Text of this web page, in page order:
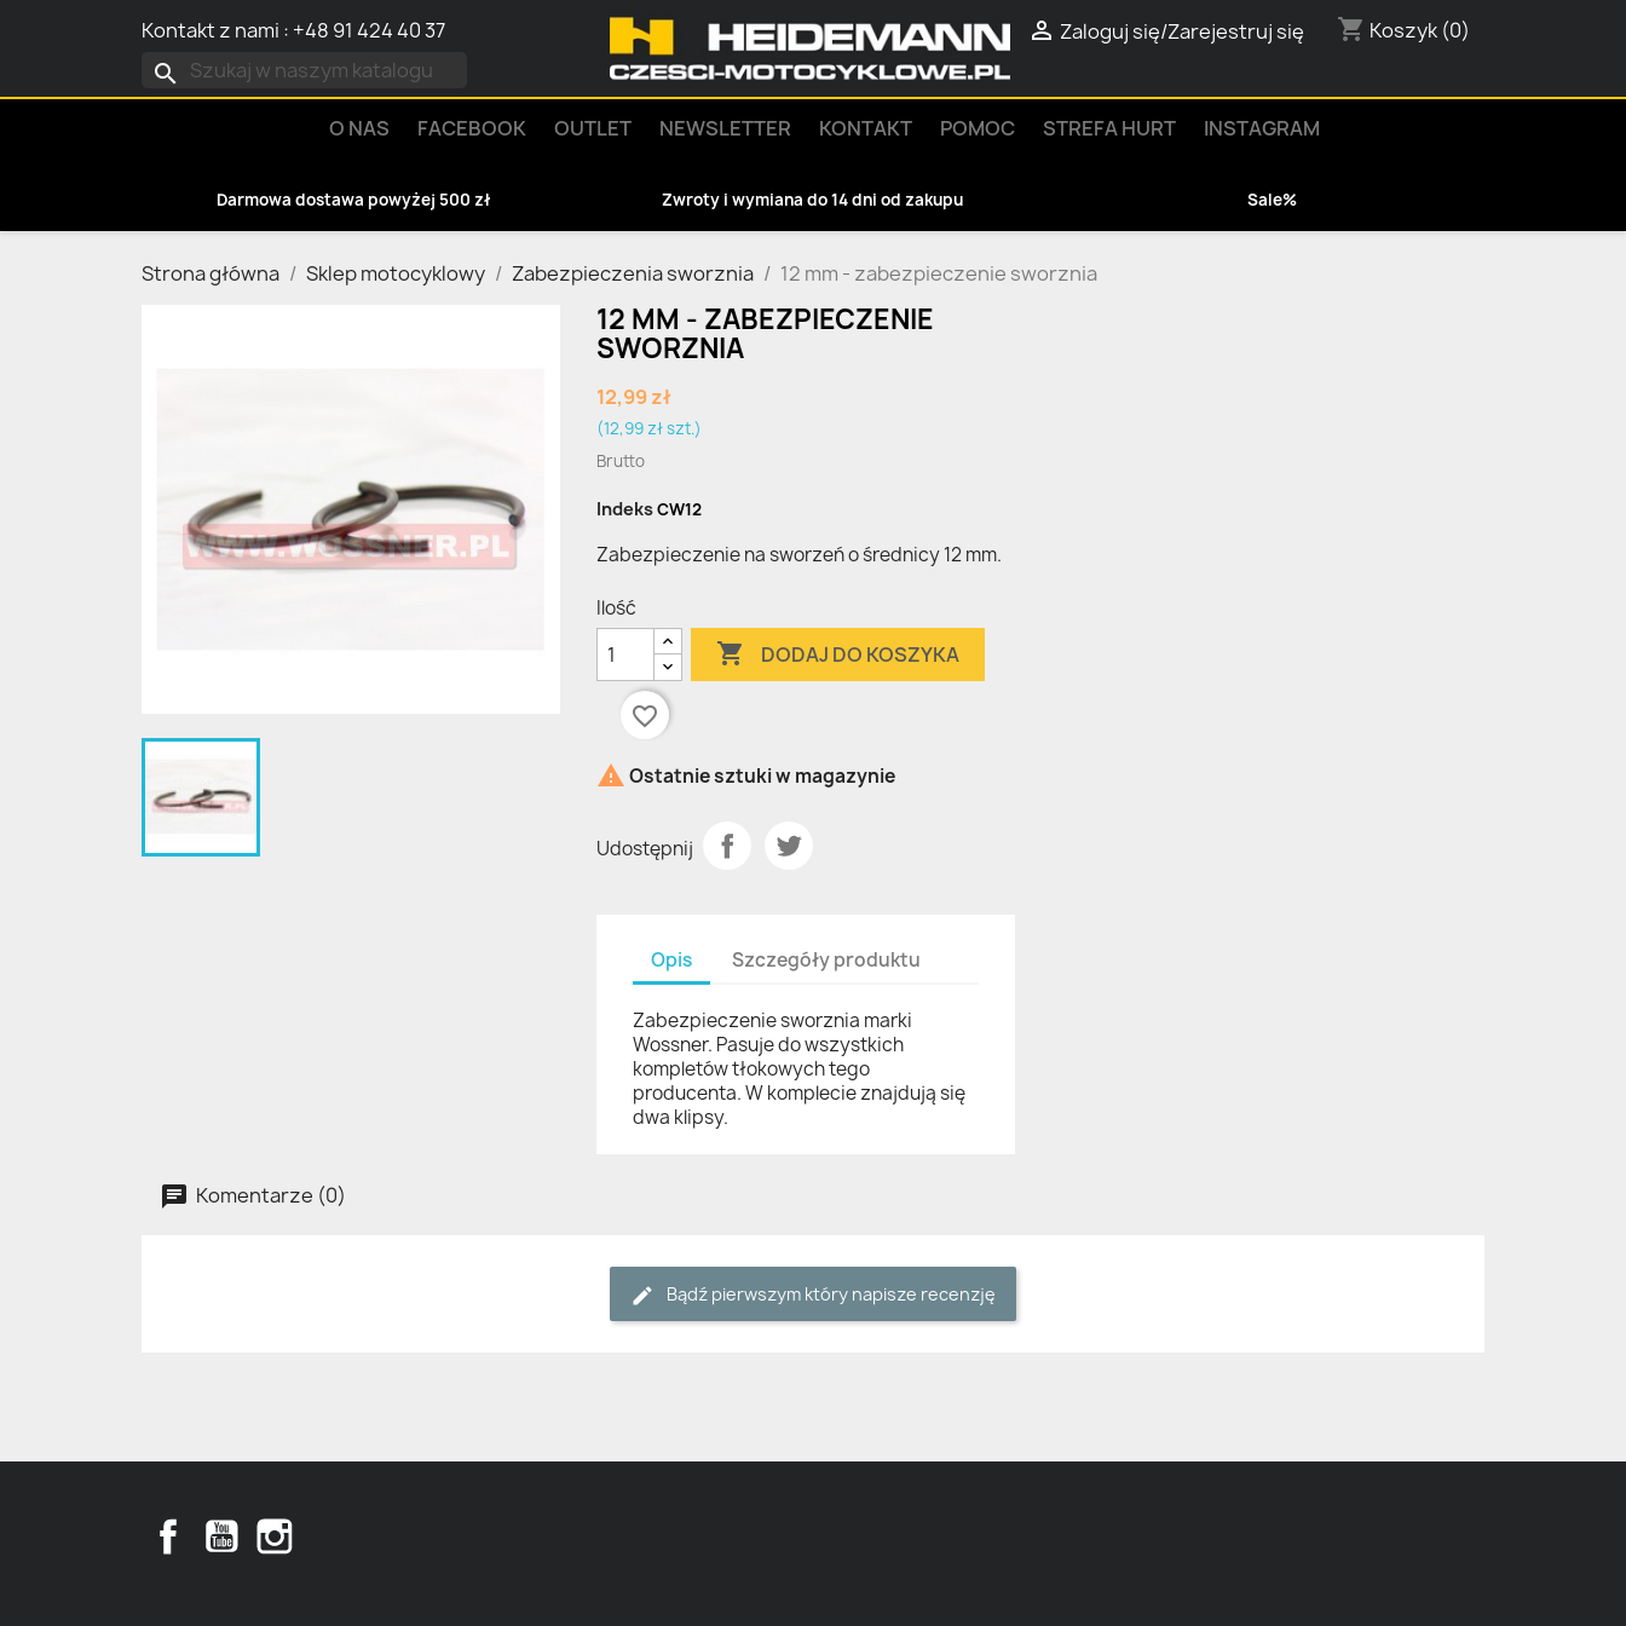
Kontakt z nami : +48 91 424 40 37
search
 Zaloguj się/Zarejestruj się shopping_cart Koszyk (0)
O NAS FACEBOOK OUTLET NEWSLETTER KONTAKT POMOC STREFA HURT INSTAGRAM
Darmowa dostawa powyżej 500 zł Zwroty i wymiana do 14 dni od zakupu Sale%
Strona główna Sklep motocyklowy Zabezpieczenia sworznia 12 mm - zabezpieczenie sworznia
12 MM - ZABEZPIECZENIE
SWORZNIA
12,99 zł
(12,99 zł szt.)
Brutto
IndeksCW12
Zabezpieczenie na sworzeń o średnicy 12 mm.
Ilość
 DODAJ DO KOSZYKA
favorite_border
 Ostatnie sztuki w magazynie
Udostępnij
Opis Szczegóły produktu
Zabezpieczenie sworznia marki
Wossner. Pasuje do wszystkich
kompletów tłokowych tego
producenta. W komplecie znajdują się
dwa klipsy.
Komentarze (0)
Bądź pierwszym który napisze recenzję
FacebookYouTube